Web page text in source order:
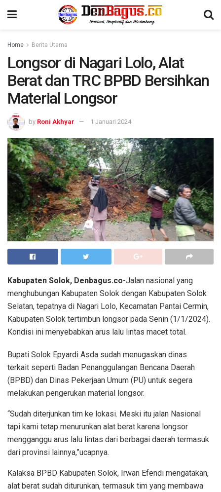
Home Berita Utama
Longsor di Nagari Lolo, Alat
Berat dan TRC BPBD Bersihkan
Material Longsor
by Roni Akhyar 1 Januari 2024
Kabupaten Solok, Denbagus.co-Jalan nasional yang
menghubungan Kabupaten Solok dengan Kabupaten Solok
Selatan, tepatnya di Nagari Lolo, Kecamatan Pantai Cermin,
Kabupaten Solok tertimbun longsor pada Senin (1/1/2024).
Kondisi ini menyebabkan arus lalu lintas macet total.
Bupati Solok Epyardi Asda sudah menugaskan dinas
terkait seperti Badan Penanggulangan Bencana Daerah
(BPBD) dan Dinas Pekerjaan Umum (PU) untuk segera
melakukan pengerukan material longsor.
“Sudah diterjunkan tim ke lokasi. Meski itu jalan Nasional
tapi kami tetap menurunkan alat berat karena longsor
mengganggu arus lalu lintas dari berbagai daerah termasuk
dari provinsi lainnya,”ucapnya.
Kalaksa BPBD Kabupaten Solok, Irwan Efendi mengatakan,
alat berat sudah diturunkan, termasuk tim yang membawa